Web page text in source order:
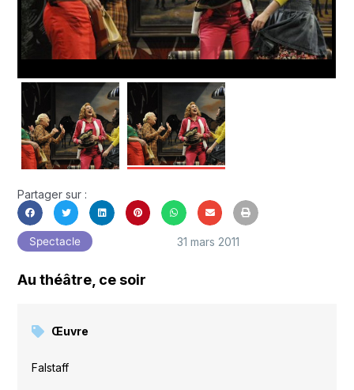
Partager sur :
Spectacle 31 mars 2011
Au théâtre, ce soir
Œuvre
Falstaff